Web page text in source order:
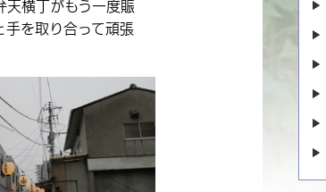
横丁がもう一度賑
手を取り合って頑張